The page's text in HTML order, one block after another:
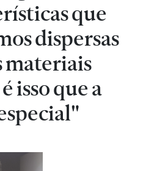
que
dispersas
materiais
isso que a